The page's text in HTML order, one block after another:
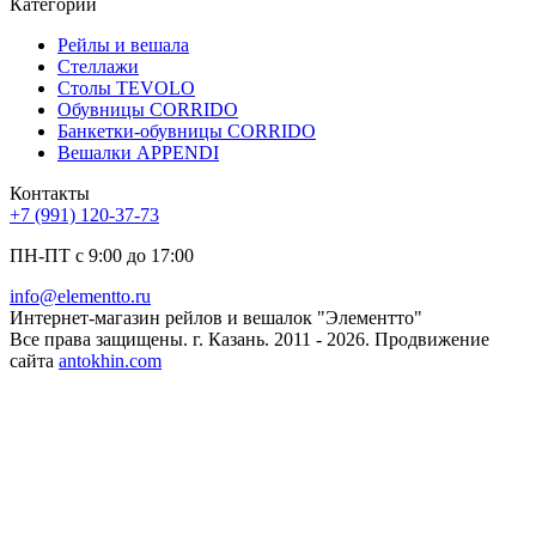
Рейлы и вешала
Стеллажи
Столы TEVOLO
Обувницы CORRIDO
Банкетки-обувницы CORRIDO
Вешалки APPENDI
Контакты
+7 (991) 120-37-73
ПН-ПТ с 9:00 до 17:00
info@elementto.ru
Интернет-магазин рейлов и вешалок "Элементто"
Все права защищены. г. Казань. 2011 - 2026. Продвижение
сайта antokhin.com